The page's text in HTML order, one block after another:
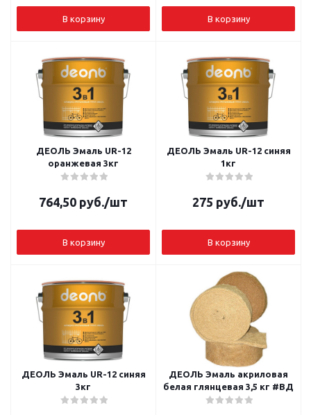
В корзину В корзину
ДЕОЛЬ Эмаль UR-12
оранжевая 3кг
764,50 руб./шт
В корзину
ДЕОЛЬ Эмаль UR-12 синяя
1кг
275 руб./шт
В корзину
ДЕОЛЬ Эмаль UR-12 синяя
3кг
ДЕОЛЬ Эмаль акриловая
белая глянцевая 3,5 кг #ВД